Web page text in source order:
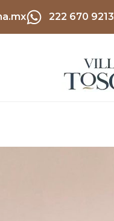
222 670 9213